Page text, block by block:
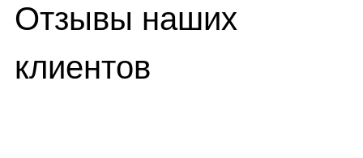
Отзывы наших
клиентов